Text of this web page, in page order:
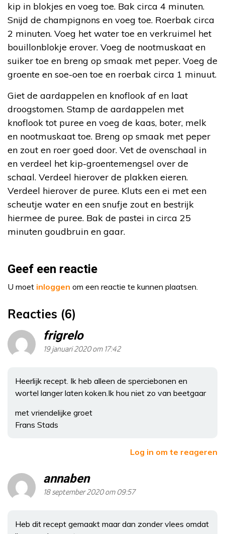
kip in blokjes en voeg toe. Bak circa 4 minuten.
Snijd de champignons en voeg toe. Roerbak circa
2 minuten. Voeg het water toe en verkruimel het
bouillonblokje erover. Voeg de nootmuskaat en
suiker toe en breng op smaak met peper. Voeg de
groente en soe-oen toe en roerbak circa 1 minuut.
Giet de aardappelen en knoflook af en laat
droogstomen. Stamp de aardappelen met
knoflook tot puree en voeg de kaas, boter, melk
en nootmuskaat toe. Breng op smaak met peper
en zout en roer goed door. Vet de ovenschaal in
en verdeel het kip-groentemengsel over de
schaal. Verdeel hierover de plakken eieren.
Verdeel hierover de puree. Kluts een ei met een
scheutje water en een snufje zout en bestrijk
hiermee de puree. Bak de pastei in circa 25
minuten goudbruin en gaar.
Geef een reactie
U moet inloggen om een reactie te kunnen plaatsen.
Reacties (6)
frigrelo
19 januari 2020 om 17:42
Heerlijk recept. Ik heb alleen de sperciebonen en
wortel langer laten koken.Ik hou niet zo van beetgaar
met vriendelijke groet
Frans Stads
Log in om te reageren
annaben
18 september 2020 om 09:57
Heb dit recept gemaakt maar dan zonder vlees omdat